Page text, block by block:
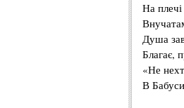
На
Душа
Благає,
«Не
В